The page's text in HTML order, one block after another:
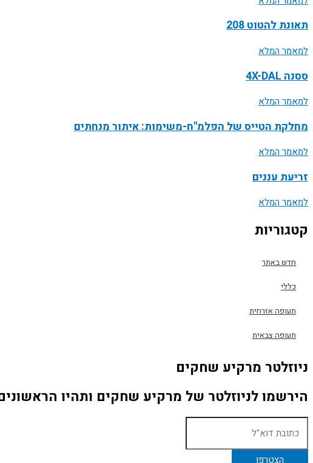
תאונת להטוט 208
למאמר המלא
ססנה 4X-DAL
למאמר המלא
מחלקת הטייס של הפלמ"ח-משימות: איתור מנחתים
למאמר המלא
זריעת עננים
למאמר המלא
קטגוריות
חדש באתר
כללי
תעופה אזרחית
תעופה צבאית
ניוזלטר מרקיע שחקים
הירשמו לניוזלטר של מרקיע שחקים ותהיו